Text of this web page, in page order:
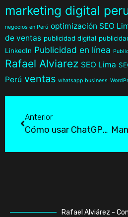
marketing digital
negocios en Perú optimización SEO
de ventas publicidad digital
LinkedIn Publicidad en línea
Rafael Alviarez SEO Lima
Perú ventas whatsapp business
Anterior
Cómo usar ChatGPT para ventas: 7 Estrategias que Revolucionarán tu Negocio en Perú
Rafael Alviárez -